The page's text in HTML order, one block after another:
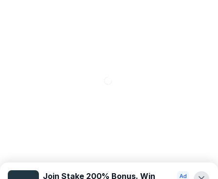
Join Stake 200% Bonus. Win